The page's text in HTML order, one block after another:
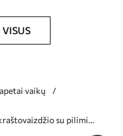
vaikų
su pilimi